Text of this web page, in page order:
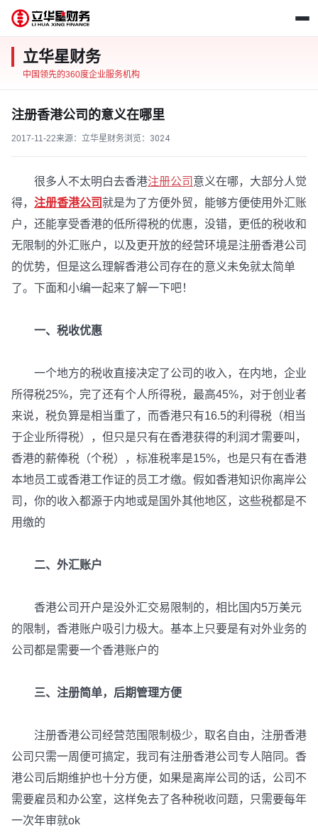
立华星财务
中国领先的360度企业服务机构
注册香港公司的意义在哪里
2017-11-22来源：立华星财务浏览： 3024
很多人不太明白去香港注册公司 意义在哪，大部分人觉
得， 注册香港公司就是为了方便外贸，能够方便使用外汇账
户，还能享受香港的低所得税的优惠，没错，更低的税收和
无限制的外汇账户，以及更开放的经营环境是注册香港公司
的优势，但是这么理解香港公司存在的意义未免就太简单
了。下面和小编一起来了解一下吧！
一、税收优惠
一个地方的税收直接决定了公司的收入，在内地，企业
所得税25%，完了还有个人所得税，最高45%，对于创业者
来说，税负算是相当重了，而香港只有16.5的利得税（相当
于企业所得税），但只是只有在香港获得的利润才需要叫，
香港的薪俸税（个税），标准税率是15%，也是只有在香港
本地员工或香港工作证的员工才缴。假如香港知识你离岸公
司，你的收入都源于内地或是国外其他地区，这些税都是不
用缴的
二、外汇账户
香港公司开户是没外汇交易限制的，相比国内5万美元
的限制，香港账户吸引力极大。基本上只要是有对外业务的
公司都是需要一个香港账户的
三、注册简单，后期管理方便
注册香港公司经营范围限制极少，取名自由，注册香港
公司只需一周便可搞定，我司有注册香港公司专人陪同。香
港公司后期维护也十分方便，如果是离岸公司的话，公司不
需要雇员和办公室，这样免去了各种税收问题，只需要每年
一次年审就ok